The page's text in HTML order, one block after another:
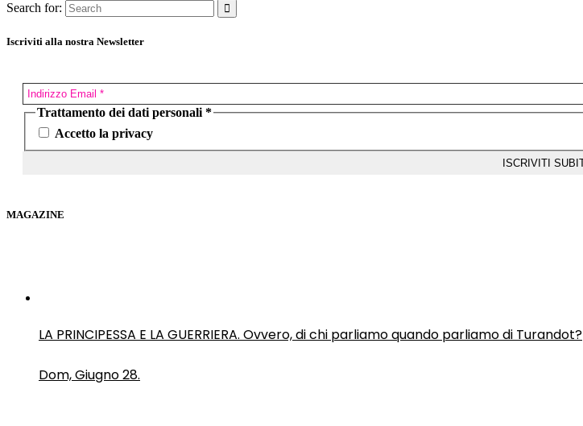
Search for:
Iscriviti alla nostra Newsletter
Trattamento dei dati personali *
Accetto la privacy
MAGAZINE
LA PRINCIPESSA E LA GUERRIERA. Ovvero, di chi parliamo quando parliamo di Turandot?
Dom, Giugno 28.